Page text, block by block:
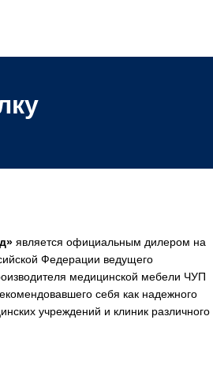
является официальным дилером на
Федерации ведущего
медицинской мебели ЧУП
себя как надежного
учреждений и клиник различного